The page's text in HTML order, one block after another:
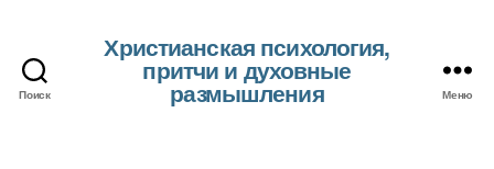
Поиск
Христианская психология,
притчи и духовные
размышления Меню